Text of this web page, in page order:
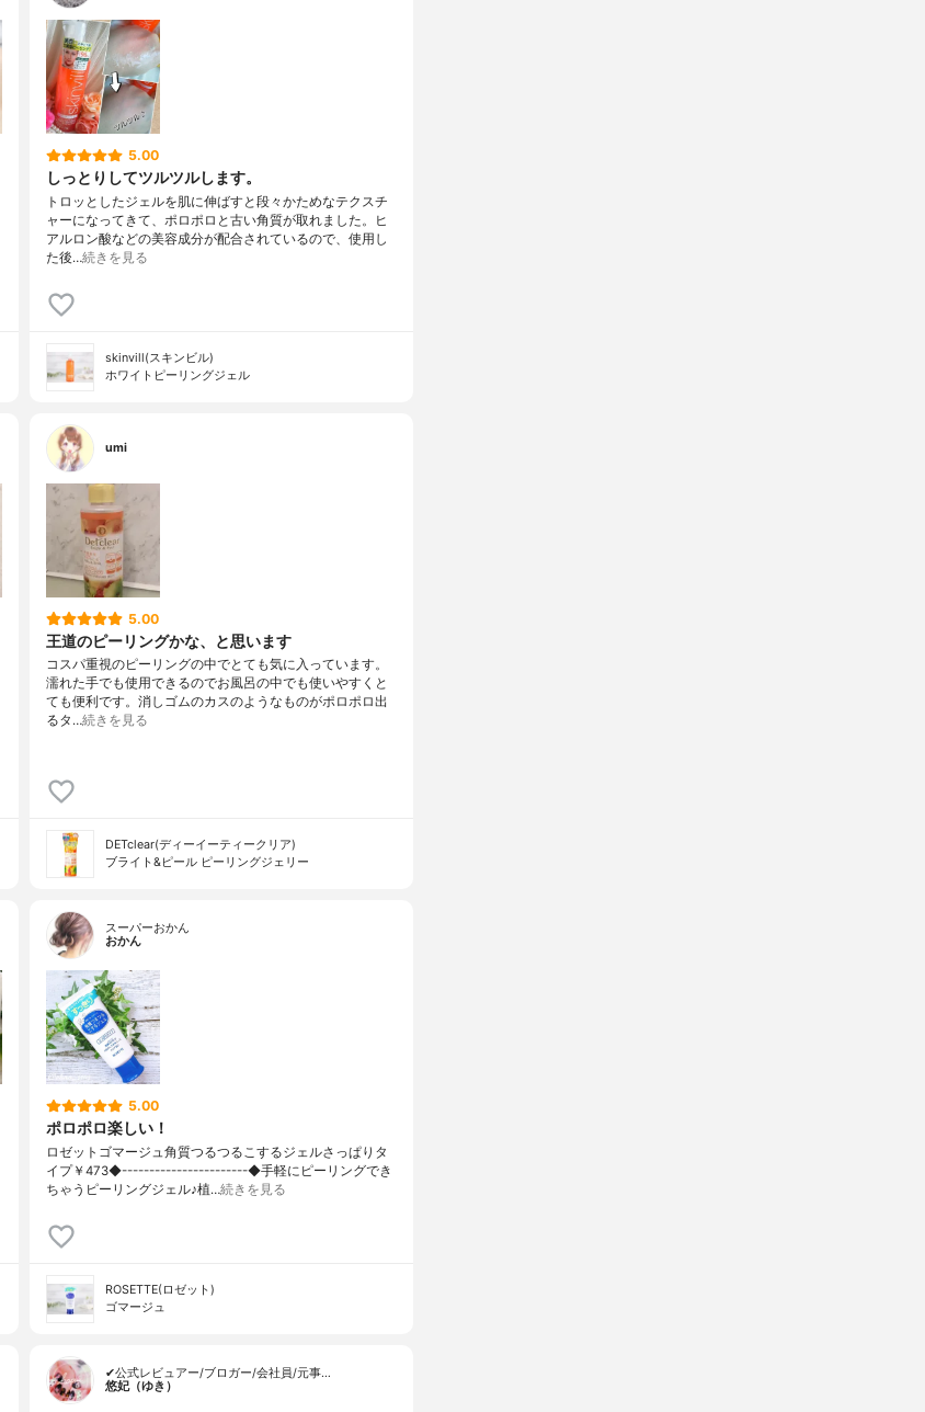
5.00
しっとりしてツルツルします。
トロッとしたジェルを肌に伸ばすと段々かためなテクスチ
ャーになってきて、ポロポロと古い角質が取れました。ヒ
アルロン酸などの美容成分が配合されているので、使用し
た後…続きを見る
skinvill(スキンビル)
ホワイトピーリングジェル
umi
5.00
王道のピーリングかな、と思います
コスパ重視のピーリングの中でとても気に入っています。
濡れた手でも使用できるのでお風呂の中でも使いやすくと
ても便利です。消しゴムのカスのようなものがポロポロ出
るタ…続きを見る
DETclear(ディーイーティークリア)
ブライト&ピール ピーリングジェリー
スーパーおかん
おかん
5.00
ポロポロ楽しい！
ロゼットゴマージュ角質つるつるこするジェルさっぱりタ
イプ￥473◆-----------------------◆手軽にピーリングでき
ちゃうピーリングジェル♪植…続きを見る
ROSETTE(ロゼット)
ゴマージュ
✔公式レビュアー/ブロガー/会社員/元事…
悠妃（ゆき）